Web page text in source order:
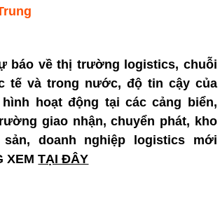
báo về thị trường logistics, chuỗi
tế và trong nước, độ tin cậy của
hoạt động tại các cảng biển,
giao nhận, chuyển phát, kho
doanh nghiệp logistics mới
XEM TẠI ĐÂY